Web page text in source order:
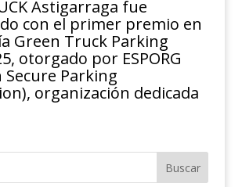
Astigarraga fue
con el primer premio en
Green Truck Parking
otorgado por ESPORG
Secure Parking
organización dedicada
Buscar